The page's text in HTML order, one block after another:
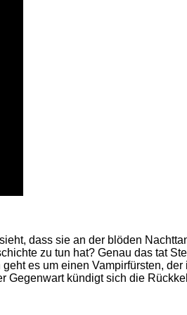
dass sie an der blöden
zu tun hat? Genau das tat
geht es um einen Vampirfürsten,
kündigt sich die